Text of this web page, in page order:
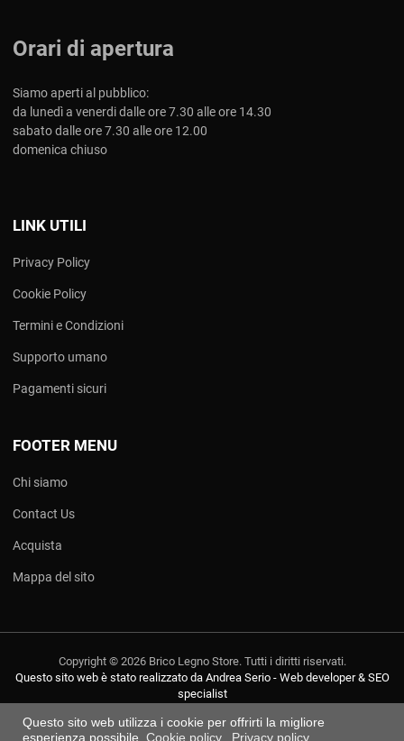
Questo sito web utilizza i cookie per offrirti la migliore
esperienza possibile. Cookie policy Privacy policy
Orari di apertura
Siamo aperti al pubblico:
da lunedì a venerdi dalle ore 7.30 alle ore 14.30
sabato dalle ore 7.30 alle ore 12.00
domenica chiuso
LINK UTILI
Privacy Policy
Cookie Policy
Termini e Condizioni
Supporto umano
Pagamenti sicuri
FOOTER MENU
Chi siamo
Contact Us
Acquista
Mappa del sito
Copyright © 2026 Brico Legno Store. Tutti i diritti riservati.
Questo sito web è stato realizzato da Andrea Serio - Web developer & SEO
specialist